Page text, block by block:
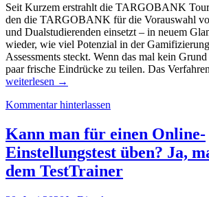
Seit Kurzem erstrahlt die TARGOBANK
den die TARGOBANK für die Vorauswahl
und Dualstudierenden einsetzt – in neuem
wieder, wie viel Potenzial in der
Assessments steckt. Wenn das mal kein
paar frische Eindrücke zu teilen. Das
weiterlesen →
Kommentar hinterlassen
Kann man für einen Online-
Einstellungstest üben? Ja,
dem TestTrainer